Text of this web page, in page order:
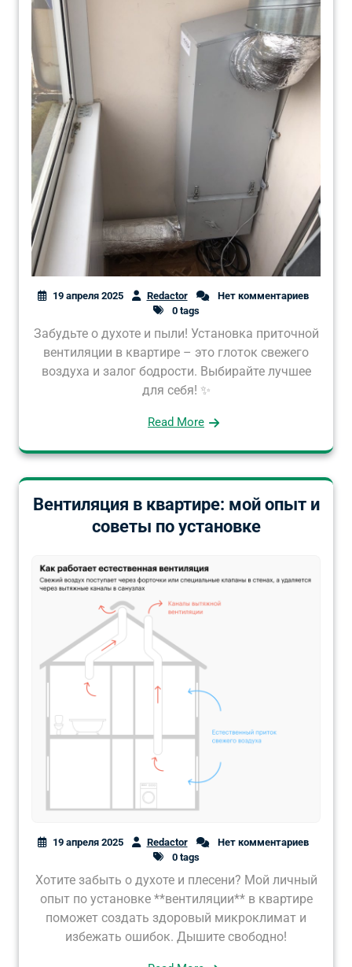
19 апреля 2025 Redactor
Нет комментариев
0 tags
Забудьте о духоте и пыли! Установка приточной
вентиляции в квартире – это глоток свежего
воздуха и залог бодрости. Выбирайте лучшее
для себя! ✨
Read More
Вентиляция в квартире: мой опыт и
советы по установке
19 апреля 2025 Redactor
Нет комментариев
0 tags
Хотите забыть о духоте и плесени? Мой личный
опыт по установке **вентиляции** в квартире
поможет создать здоровый микроклимат и
избежать ошибок. Дышите свободно!